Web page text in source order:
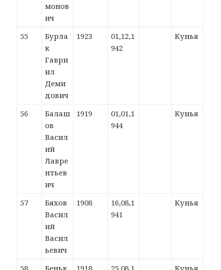
монов
ич
55
Бурла
к
Гаври
ил
Деми
дович
1923
01,12,1
942
Кунья
56
Балаш
ов
Васил
ий
Лавре
нтьев
ич
1919
01,01,1
944
Кунья
57
Бяхов
Васил
ий
Васил
ьевич
1908
16,08,1
941
Кунья